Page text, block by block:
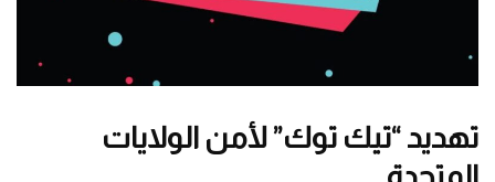
تهديد “تيك توك” لأمن الولايات